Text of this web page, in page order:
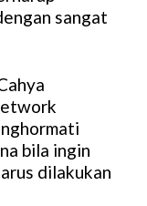
sangat
bila ingin
dilakukan